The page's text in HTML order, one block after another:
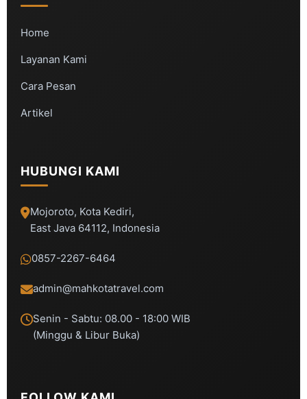
Home
Layanan Kami
Cara Pesan
Artikel
HUBUNGI KAMI
Mojoroto, Kota Kediri,
East Java 64112, Indonesia
0857-2267-6464
admin@mahkotatravel.com
Senin - Sabtu: 08.00 - 18:00 WIB
(Minggu & Libur Buka)